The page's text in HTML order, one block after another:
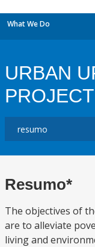
What We Do
URBAN
PROJECT
Resumo*
The objectives of
are to alleviate
living and